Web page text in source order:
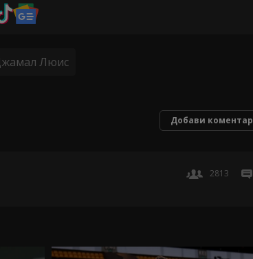
Люис
Добави коментар
2813